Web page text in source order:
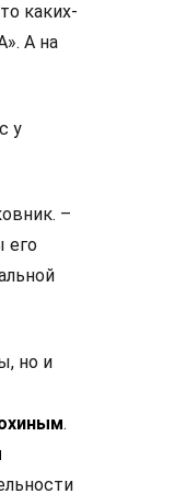
каких-
А на
у
–
его
но и
.